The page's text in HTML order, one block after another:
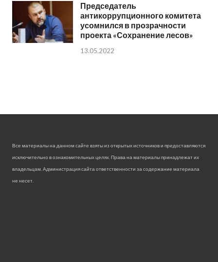
Председатель
антикоррупционного комитета
усомнился в прозрачности
проекта «Сохранение лесов»
13.05.2022
Все материалы на данном сайте взяты из открытых источников и предоставляются
исключительно в ознакомительных целях. Права на материалы принадлежат их
владельцам. Администрация сайта ответственности за содержание материала
не несет.